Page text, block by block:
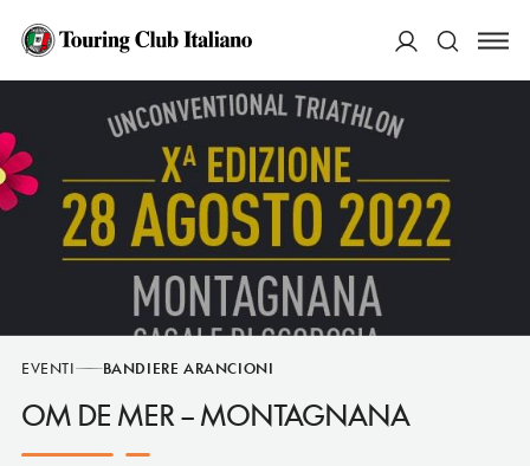
EVENTI BANDIERE ARANCIONI
OM DE MER – MONTAGNANA